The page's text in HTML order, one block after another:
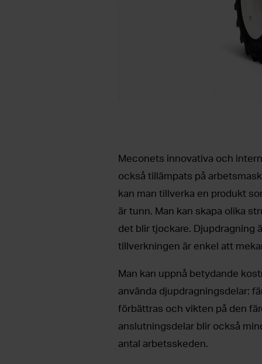
Meconets innovativa och
också tillämpats på
kan man tillverka en produkt
är tunn. Man kan skapa olika
det blir tjockare. Djupdragning
tillverkningen är enkel att
Man kan uppnå betydande
använda djupdragningsdelar:
förbättras och vikten på den
anslutningsdelar blir också
antal arbetsskeden.